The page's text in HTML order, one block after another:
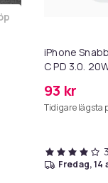
/ Hollywood
till Självhäftande
iPhone
C PD 3.0.
93 kr
Tidigare lägsta
fredag, 14